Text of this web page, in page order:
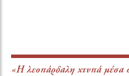
«Η λεοπάρδαλη χτυπά μέσα